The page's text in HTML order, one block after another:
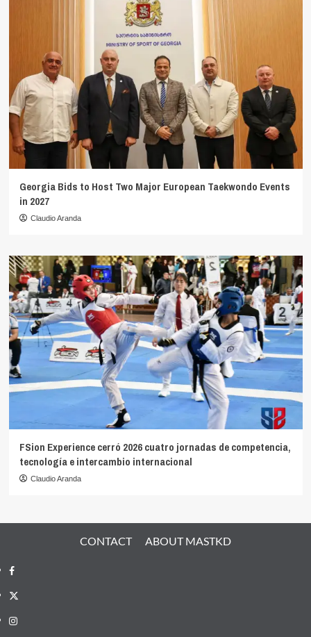
Georgia Bids to Host Two Major European Taekwondo Events
in 2027
Claudio Aranda
FSion Experience cerró 2026 cuatro jornadas de competencia,
tecnología e intercambio internacional
Claudio Aranda
CONTACT ABOUT MASTKD
Facebook
X
Instagram